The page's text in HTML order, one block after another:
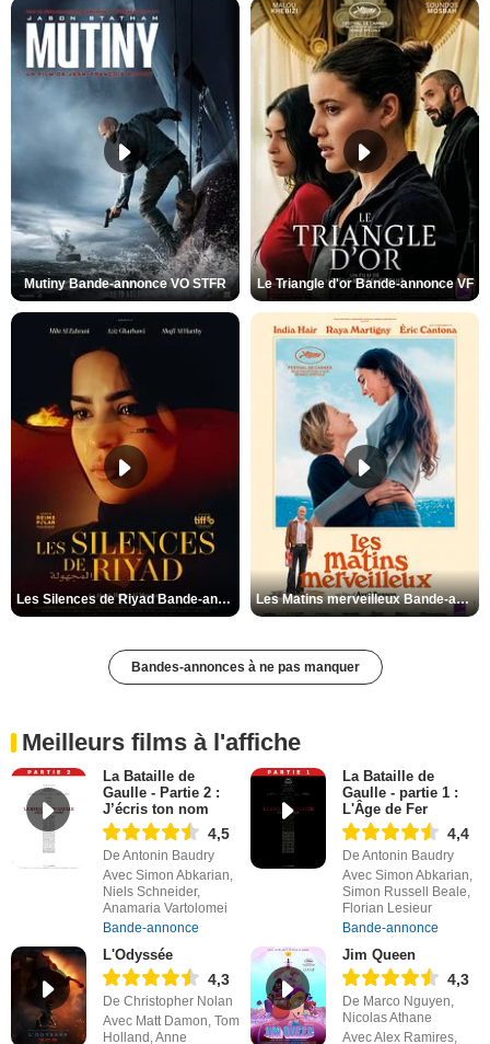
Mutiny Bande-annonce VO STFR Le Triangle d'or Bande-annonce VF
Les Silences de Riyad Bande-annonce VO STFR Les Matins merveilleux Bande-annonce VF
Bandes-annonces à ne pas manquer
Meilleurs films à l'affiche
La Bataille de
Gaulle - Partie 2 :
J’écris ton nom
4,5
De Antonin Baudry
Avec Simon Abkarian,
Niels Schneider,
Anamaria Vartolomei
Bande-annonce
La Bataille de
Gaulle - partie 1 :
L'Âge de Fer
4,4
De Antonin Baudry
Avec Simon Abkarian,
Simon Russell Beale,
Florian Lesieur
Bande-annonce
L'Odyssée
4,3
De Christopher Nolan
Avec Matt Damon, Tom
Holland, Anne
Jim Queen
4,3
De Marco Nguyen,
Nicolas Athane
Avec Alex Ramires,